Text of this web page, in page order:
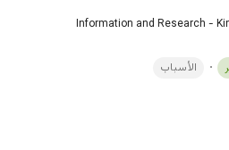
Information and Research -
الأسباب